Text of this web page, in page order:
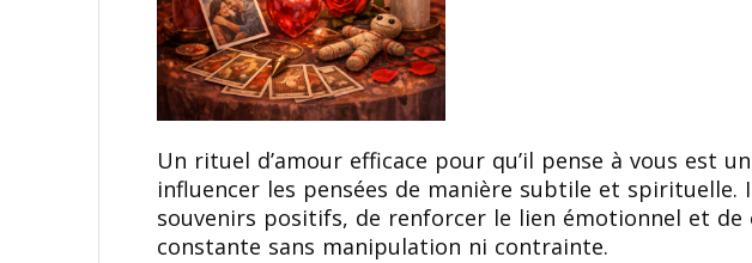
Un rituel d’amour efficace pour qu’il pense à vous est
influencer les pensées de manière subtile et spirituelle.
souvenirs positifs, de renforcer le lien émotionnel et de
constante sans manipulation ni contrainte.